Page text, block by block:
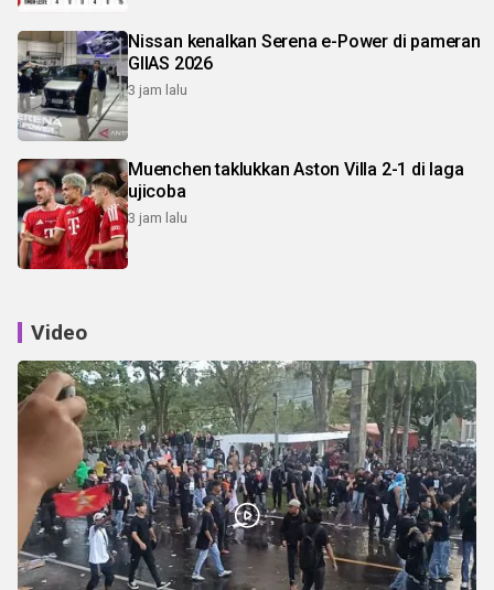
Nissan kenalkan Serena e-Power di pameran
GIIAS 2026
3 jam lalu
Muenchen taklukkan Aston Villa 2-1 di laga
ujicoba
3 jam lalu
Video